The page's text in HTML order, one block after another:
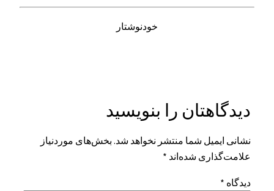
خودنوشتار
دیدگاهتان را بنویسید
نشانی ایمیل شما منتشر نخواهد شد. بخش‌های موردنیاز
علامت‌گذاری شده‌اند *
دیدگاه *